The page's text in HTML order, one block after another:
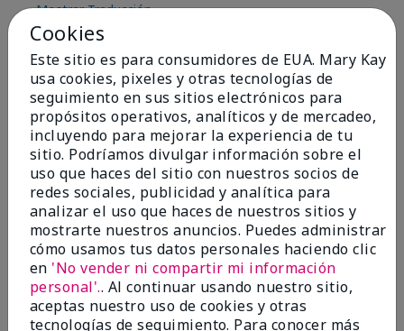
Mostrar Traducción
Conclusión
¿Le ha resultado útil esta
opinión?
4 0
Marcar esta opinión
5
Silkening Shea Lotion
Enviado Hace 1 año
por Marena
Cookies
Este sitio es para consumidores de EUA. Mary Kay
usa cookies, pixeles y otras tecnologías de
seguimiento en sus sitios electrónicos para
propósitos operativos, analíticos y de mercadeo,
incluyendo para mejorar la experiencia de tu
sitio. Podríamos divulgar información sobre el
uso que haces del sitio con nuestros socios de
redes sociales, publicidad y analítica para
analizar el uso que haces de nuestros sitios y
mostrarte nuestros anuncios. Puedes administrar
cómo usamos tus datos personales haciendo clic
en 'No vender ni compartir mi información
personal'.. Al continuar usando nuestro sitio,
aceptas nuestro uso de cookies y otras
tecnologías de seguimiento. Para conocer más